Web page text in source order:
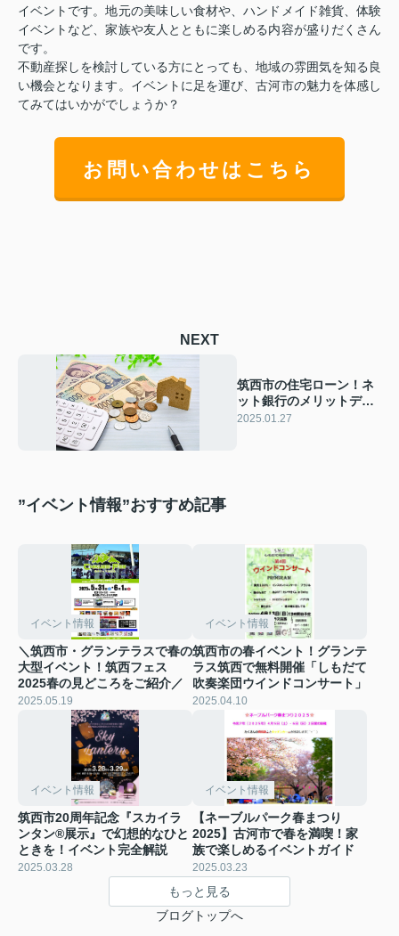
イベントです。地元の美味しい食材や、ハンドメイド雑貨、体験
イベントなど、家族や友人とともに楽しめる内容が盛りだくさん
です。
不動産探しを検討している方にとっても、地域の雰囲気を知る良
い機会となります。イベントに足を運び、古河市の魅力を体感し
てみてはいかがでしょうか？
お問い合わせはこちら
NEXT
筑西市の住宅ローン！ネ
ット銀行のメリットデメ
リットと借り換え
2025.01.27
”イベント情報”おすすめ記事
イベント情報
＼筑西市・グランテラスで春の
大型イベント！筑西フェス
2025春の見どころをご紹介／
2025.05.19
イベント情報
筑西市の春イベント！グランテ
ラス筑西で無料開催「しもだて
吹奏楽団ウインドコンサート」
2025.04.10
イベント情報
筑西市20周年記念『スカイラ
ンタン®展示』で幻想的なひと
ときを！イベント完全解説
2025.03.28
イベント情報
【ネーブルパーク春まつり
2025】古河市で春を満喫！家
族で楽しめるイベントガイド
2025.03.23
もっと見る
ブログトップへ